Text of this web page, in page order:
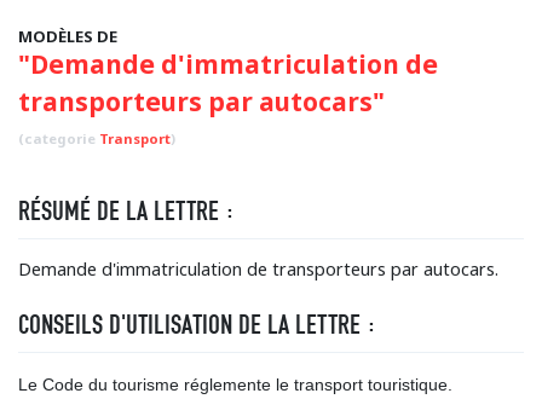
MODÈLES DE
"Demande d'immatriculation de
transporteurs par autocars"
(categorie Transport)
RÉSUMÉ DE LA LETTRE :
Demande d'immatriculation de transporteurs par autocars.
CONSEILS D'UTILISATION DE LA LETTRE :
Le Code du tourisme réglemente le transport touristique.